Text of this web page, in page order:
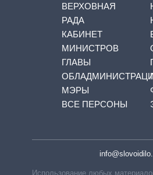
ВЕРХОВНАЯ
РАДА
КАБИНЕТ
МИНИСТРОВ
ГЛАВЫ
МЭРЫ
ВСЕ ПЕРСОНЫ
Использование любых